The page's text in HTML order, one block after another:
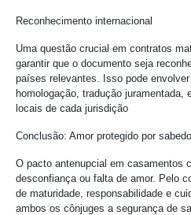
Reconhecimento internacional
Uma questão crucial em contratos
garantir que o documento seja
países relevantes. Isso pode
homologação, tradução juramentada,
locais de cada jurisdição
Conclusão: Amor protegido por
O pacto antenupcial em casamentos
desconfiança ou falta de amor. Pelo
de maturidade, responsabilidade e
ambos os cônjuges a segurança de